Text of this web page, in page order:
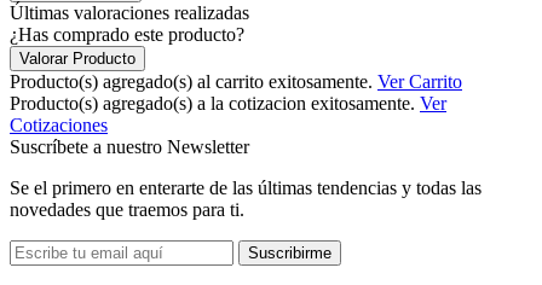
Últimas valoraciones realizadas
¿Has comprado este producto?
Valorar Producto
Producto(s) agregado(s) al carrito exitosamente. Ver Carrito
Producto(s) agregado(s) a la cotizacion exitosamente. Ver
Cotizaciones
Suscríbete a nuestro Newsletter
Se el primero en enterarte de las últimas tendencias y todas las
novedades que traemos para ti.
Suscribirme